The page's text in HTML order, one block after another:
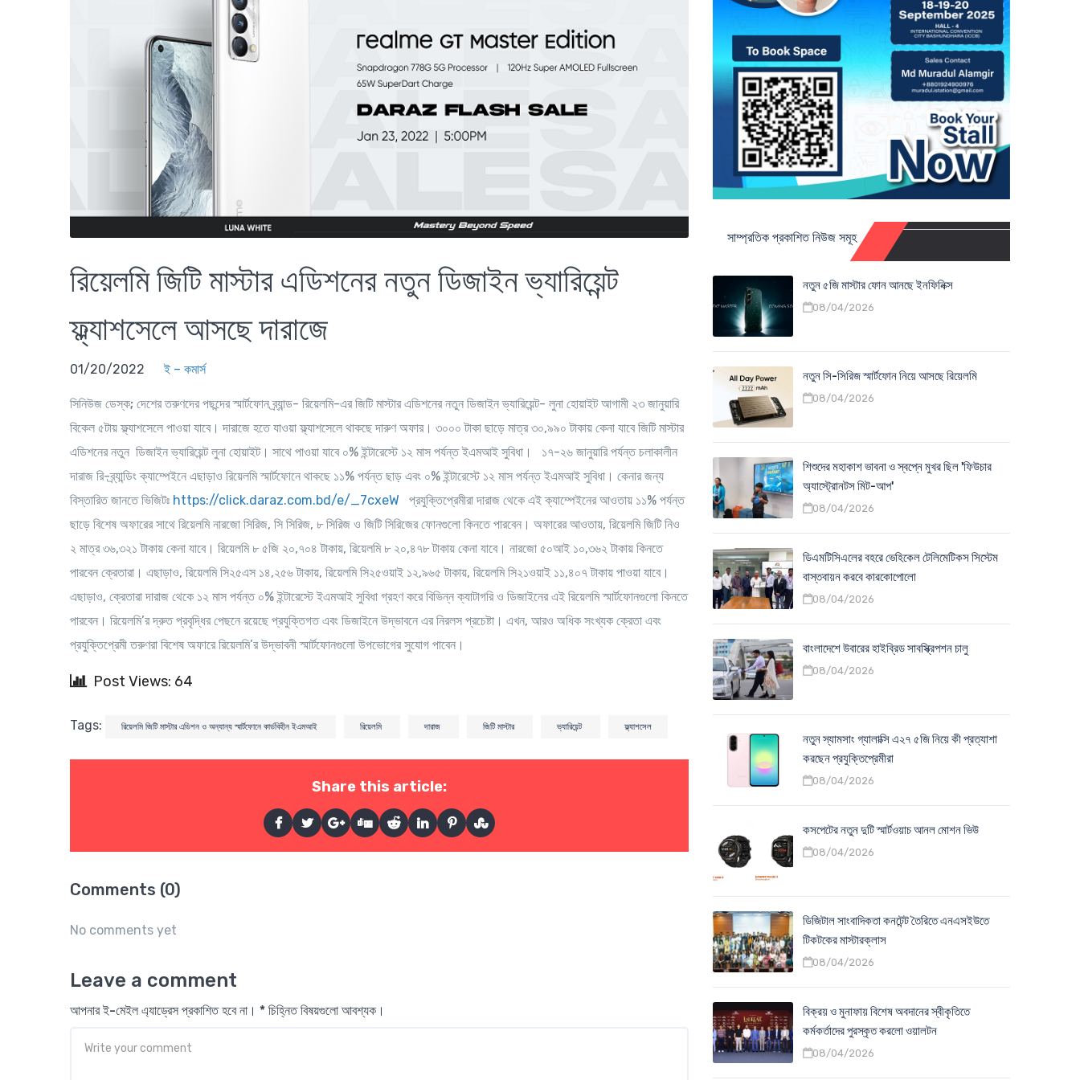
রিয়েলমি জিটি মাস্টার এডিশনের নতুন ডিজাইন ভ্যারিয়েন্ট
ফ্ল্যাশসেলে আসছে দারাজে
01/20/2022 ই – কমার্স
সিনিউজ ডেস্ক; দেশের তরুণদের পছন্দের স্মার্টফোন ব্র্যান্ড- রিয়েলমি-এর জিটি মাস্টার এডিশনের নতুন ডিজাইন ভ্যারিয়েন্ট- লুনা হোয়াইট আগামী ২৩ জানুয়ারি
বিকেল ৫টায় ফ্ল্যাশসেলে পাওয়া যাবে। দারাজে হতে যাওয়া ফ্ল্যাশসেলে থাকছে দারুণ অফার। ৩০০০ টাকা ছাড়ে মাত্র ৩০,৯৯০ টাকায় কেনা যাবে জিটি মাস্টার
এডিশনের নতুন ডিজাইন ভ্যারিয়েন্ট লুনা হোয়াইট। সাথে পাওয়া যাবে ০% ইন্টারেস্টে ১২ মাস পর্যন্ত ইএমআই সুবিধা। ১৭-২৬ জানুয়ারি পর্যন্ত চলাকালীন
দারাজ রি-ব্র্যান্ডিং ক্যাম্পেইনে এছাড়াও রিয়েলমি স্মার্টফোনে থাকছে ১১% পর্যন্ত ছাড় এবং ০% ইন্টারেস্টে ১২ মাস পর্যন্ত ইএমআই সুবিধা। কেনার জন্য
বিস্তারিত জানতে ভিজিটঃ https://click.daraz.com.bd/e/_7cxeW প্রযুক্তিপ্রেমীরা দারাজ থেকে এই ক্যাম্পেইনের আওতায় ১১% পর্যন্ত
ছাড়ে বিশেষ অফারের সাথে রিয়েলমি নারজো সিরিজ, সি সিরিজ, ৮ সিরিজ ও জিটি সিরিজের ফোনগুলো কিনতে পারবেন। অফারের আওতায়, রিয়েলমি জিটি নিও
২ মাত্র ৩৬,৩২১ টাকায় কেনা যাবে। রিয়েলমি ৮ ৫জি ২০,৭০৪ টাকায়, রিয়েলমি ৮ ২০,৪৭৮ টাকায় কেনা যাবে। নারজো ৫০আই ১০,৩৬২ টাকায় কিনতে
পারবেন ক্রেতারা। এছাড়াও, রিয়েলমি সি২৫এস ১৪,২৫৬ টাকায়, রিয়েলমি সি২৫ওয়াই ১২,৯৬৫ টাকায়, রিয়েলমি সি২১ওয়াই ১১,৪০৭ টাকায় পাওয়া যাবে।
এছাড়াও, ক্রেতারা দারাজ থেকে ১২ মাস পর্যন্ত ০% ইন্টারেস্টে ইএমআই সুবিধা গ্রহণ করে বিভিন্ন ক্যাটাগরি ও ডিজাইনের এই রিয়েলমি স্মার্টফোনগুলো কিনতে
পারবেন। রিয়েলমি’র দ্রুত প্রবৃদ্ধির পেছনে রয়েছে প্রযুক্তিগত এবং ডিজাইনে উদ্ভাবনে এর নিরলস প্রচেষ্টা। এখন, আরও অধিক সংখ্যক ক্রেতা এবং
প্রযুক্তিপ্রেমী তরুণরা বিশেষ অফারে রিয়েলমি’র উদ্ভাবনী স্মার্টফোনগুলো উপভোগের সুযোগ পাবেন।
Post Views: 64
Tags: রিয়েলমি জিটি মাস্টার এডিশন ও অন্যান্য স্মার্টফোনে কার্ডবিহীন ইএমআই রিয়েলমি দারাজ জিটি মাস্টার ভ্যারিয়েন্ট ফ্ল্যাশসেল
Share this article:
Comments (0)
No comments yet
Leave a comment
আপনার ই-মেইল এ্যাড্রেস প্রকাশিত হবে না। * চিহ্নিত বিষয়গুলো আবশ্যক।
সাম্প্রতিক প্রকাশিত নিউজ সমূহ
নতুন ৫জি মাস্টার ফোন আনছে ইনফিনিক্স
08/04/2026
নতুন সি-সিরিজ স্মার্টফোন নিয়ে আসছে রিয়েলমি
08/04/2026
শিশুদের মহাকাশ ভাবনা ও স্বপ্নে মুখর ছিল 'ফিউচার
অ্যাস্ট্রোনটস মিট-আপ'
08/04/2026
ডিএমটিসিএলের বহরে ভেহিকেল টেলিমেটিকস সিস্টেম
বাস্তবায়ন করবে কারকোপোলো
08/04/2026
বাংলাদেশে উবারের হাইব্রিড সাবস্ক্রিপশন চালু
08/04/2026
নতুন স্যামসাং গ্যালাক্সি এ২৭ ৫জি নিয়ে কী প্রত্যাশা
করছেন প্রযুক্তিপ্রেমীরা
08/04/2026
কসপেটের নতুন দুটি স্মার্টওয়াচ আনল মোশন ভিউ
08/04/2026
ডিজিটাল সাংবাদিকতা কনটেন্ট তৈরিতে এনএসইউতে
টিকটকের মাস্টারক্লাস
08/04/2026
বিক্রয় ও মুনাফায় বিশেষ অবদানের স্বীকৃতিতে
কর্মকর্তাদের পুরস্কৃত করলো ওয়ালটন
08/04/2026